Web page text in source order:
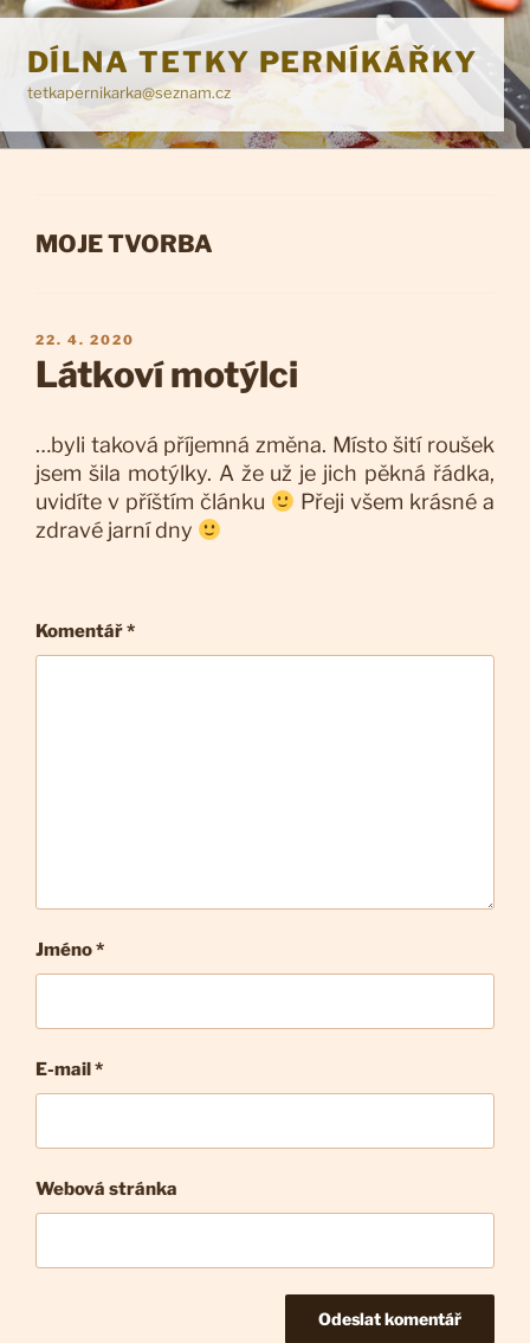
Přejít
obsahu
webu
DÍLNA TETKY PERNÍKÁŘKY
tetkapernikarka@seznam.cz
RUBRIKY
MOJE TVORBA
PUBLIKOVÁNO
22. 4. 2020
Látkoví motýlci
…byli taková příjemná změna. Místo šití roušek
jsem šila motýlky. A že už je jich pěkná řádka,
uvidíte v příštím článku
Přeji všem krásné a
zdravé jarní dny
Komentář*
Jméno *
E-mail*
Webová stránka